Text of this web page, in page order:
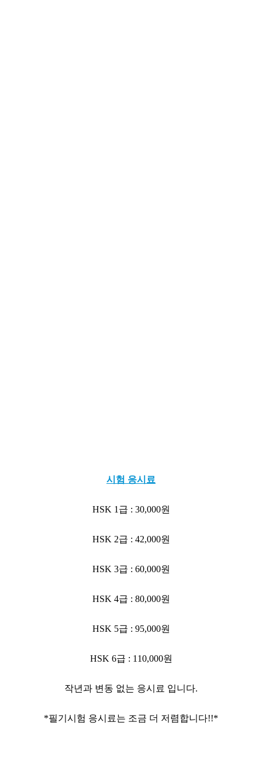
시험 응시료
HSK 1급 : 30,000원
HSK 2급 : 42,000원
HSK 3급 : 60,000원
HSK 4급 : 80,000원
HSK 5급 : 95,000원
HSK 6급 : 110,000원
작년과 변동 없는 응시료 입니다.
*필기시험 응시료는 조금 더 저렴합니다!!*